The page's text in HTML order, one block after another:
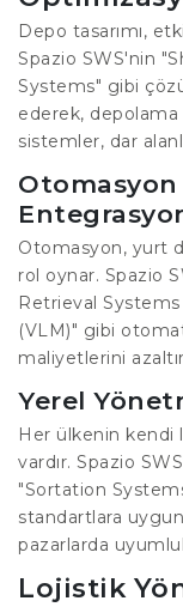
Depo tasarımı,
Spazio SWS'nin
Systems" gibi
ederek,
sistemler, dar
Otomasyon, yurt
rol oynar. Spazio
Retrieval
(VLM)" gibi
maliyetlerini
Yerel
Her ülkenin kendi
vardır. Spazio
"Sortation
standartlara
pazarlarda
Lojistik